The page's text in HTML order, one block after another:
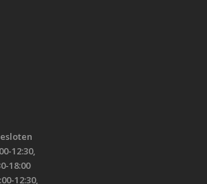
12:30,
18:00
12:30,